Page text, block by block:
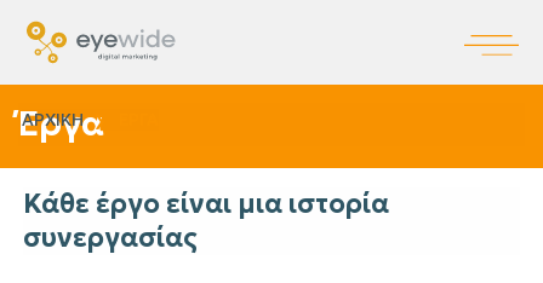
ΑΡΧΙΚΗ
Έργα
Κάθε έργο είναι μια ιστορία
συνεργασίας